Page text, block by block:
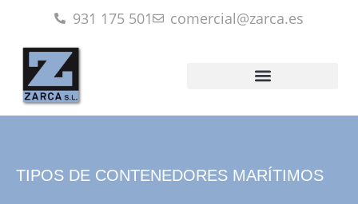
931 175 501 comercial@zarca.es
TIPOS DE CONTENEDORES MARÍTIMOS